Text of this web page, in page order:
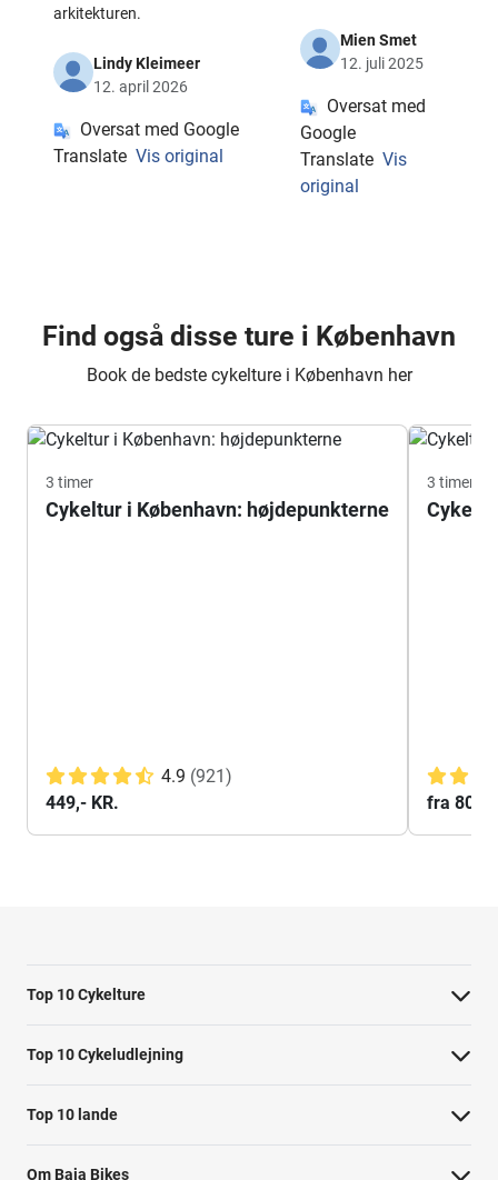
arkitekturen.
Lindy Kleimeer
12. april 2026
Oversat med Google
Translate Vis original
Mien Smet
12. juli 2025
Oversat med
Google
Translate Vis
original
Find også disse ture i København
Book de bedste cykelture i København her
3 timer
Cykeltur i København: højdepunkterne
4.9 (921)
449,- KR.
3 timer
fra 800
Top 10 Cykelture
Cykeltur i Barcelona: højdepunkterne
Cykeltur i Berlin: højdepunkterne
Tur til Paris: højdepunkter
Rom højdepunkter cykeltur
Top 10 Cykeludlejning
Barcelona Cykeludlejning
Berlin Cykeludlejning
Top 10 lande
Cykelture i Holland
Om Baja Bikes